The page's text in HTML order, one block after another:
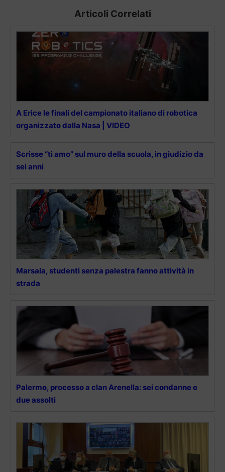
Articoli Correlati
A Erice le finali del campionato italiano di robotica
organizzato dalla Nasa | VIDEO
Scrisse “ti amo” sul muro della scuola, in giudizio da
sei anni
Marsala, studenti senza palestra fanno attività in
strada
Palermo, processo a clan Arenella: sei condanne e
due assolti